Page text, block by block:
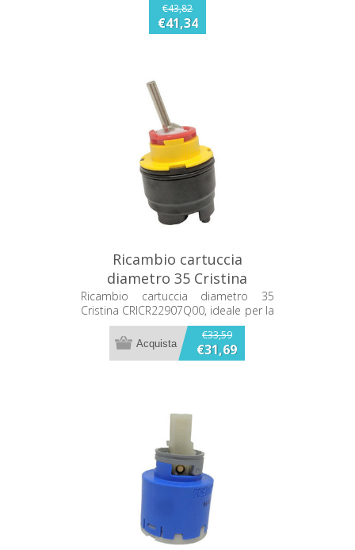
€43,82
€41,34
Ricambio cartuccia
diametro 35 Cristina
CRICR22907Q00
Ricambio cartuccia diametro 35
Cristina CRICR22907Q00, ideale per la
sostituzione del componente
usurato del miscelatore.€33,59
€31,69